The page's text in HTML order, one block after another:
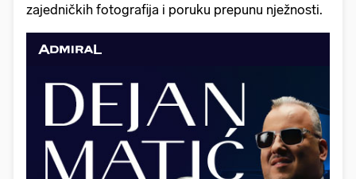
zajedničkih fotografija i poruku prepunu nježnosti.